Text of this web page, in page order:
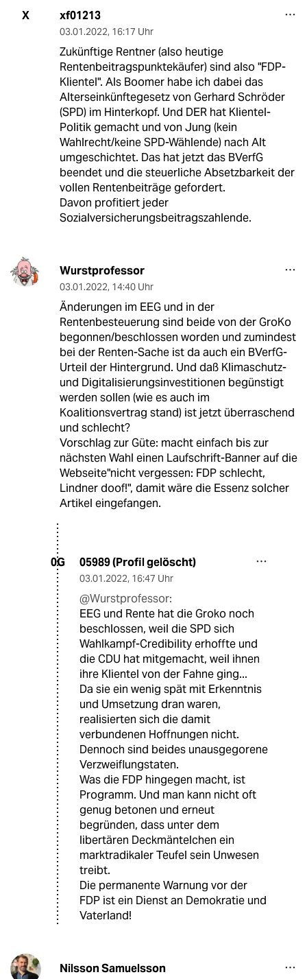
X xf01213
03.01.2022, 16:17 Uhr
Zukünftige Rentner (also heutige
Rentenbeitragspunktekäufer) sind also "FDP-
Klientel". Als Boomer habe ich dabei das
Alterseinkünftegesetz von Gerhard Schröder
(SPD) im Hinterkopf. Und DER hat Klientel-
Politik gemacht und von Jung (kein
Wahlrecht/keine SPD-Wählende) nach Alt
umgeschichtet. Das hat jetzt das BVerfG
beendet und die steuerliche Absetzbarkeit der
vollen Rentenbeiträge gefordert.
Davon profitiert jeder
Sozialversicherungsbeitragszahlende.
Wurstprofessor
03.01.2022, 14:40 Uhr
Änderungen im EEG und in der
Rentenbesteuerung sind beide von der GroKo
begonnen/beschlossen worden und zumindest
bei der Renten-Sache ist da auch ein BVerfG-
Urteil der Hintergrund. Und daß Klimaschutz-
und Digitalisierungsinvestitionen begünstigt
werden sollen (wie es auch im
Koalitionsvertrag stand) ist jetzt überraschend
und schlecht?
Vorschlag zur Güte: macht einfach bis zur
nächsten Wahl einen Laufschrift-Banner auf die
Webseite"nicht vergessen: FDP schlecht,
Lindner doof!", damit wäre die Essenz solcher
Artikel eingefangen.
0G 05989 (Profil gelöscht)
03.01.2022, 16:47 Uhr
@Wurstprofessor:
EEG und Rente hat die Groko noch
beschlossen, weil die SPD sich
Wahlkampf-Credibility erhoffte und
die CDU hat mitgemacht, weil ihnen
ihre Klientel von der Fahne ging...
Da sie ein wenig spät mit Erkenntnis
und Umsetzung dran waren,
realisierten sich die damit
verbundenen Hoffnungen nicht.
Dennoch sind beides unausgegorene
Verzweiflungstaten.
Was die FDP hingegen macht, ist
Programm. Und man kann nicht oft
genug betonen und erneut
begründen, dass unter dem
libertären Deckmäntelchen ein
marktradikaler Teufel sein Unwesen
treibt.
Die permanente Warnung vor der
FDP ist ein Dienst an Demokratie und
Vaterland!
Nilsson Samuelsson